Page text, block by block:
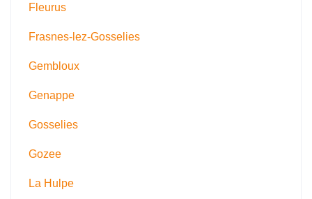
Fleurus
Frasnes-lez-Gosselies
Gembloux
Genappe
Gosselies
Gozee
La Hulpe